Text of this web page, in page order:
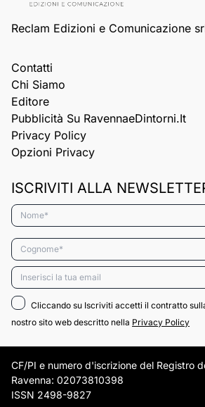
Reclam Edizioni e Comunicazione
Contatti
Chi Siamo
Editore
Pubblicità Su RavennaeDintorni.it
Privacy Policy
Opzioni Privacy
ISCRIVITI ALLA
Nome*
Cognome*
Email*
Cliccando su Iscriviti accetti il contratto
nostro sito web descritto nella Privacy Policy
CF/PI e numero d'iscrizione del Registro
Ravenna: 02073810398
ISSN 2498-9827